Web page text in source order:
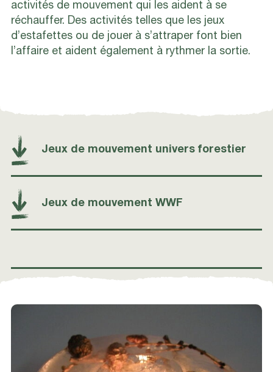
activités de mouvement qui les aident à se
réchauffer. Des activités telles que les jeux
d’estafettes ou de jouer à s’attraper font bien
l’affaire et aident également à rythmer la sortie.
Jeux de mouvement univers forestier
Jeux de mouvement WWF